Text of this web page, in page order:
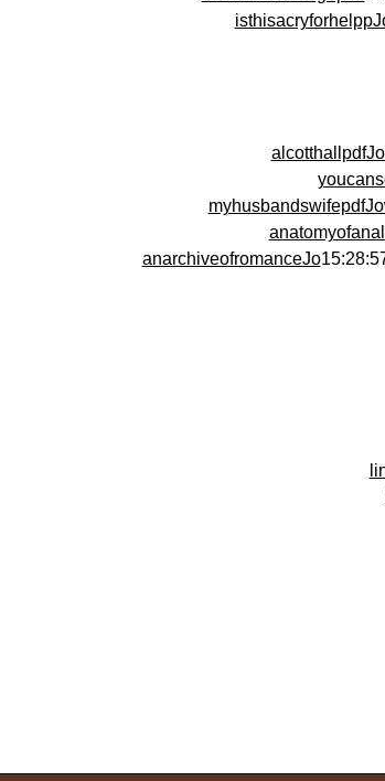
anarchiveofromanceJo